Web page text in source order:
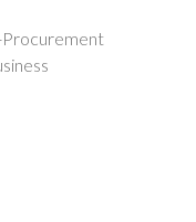
Procurement